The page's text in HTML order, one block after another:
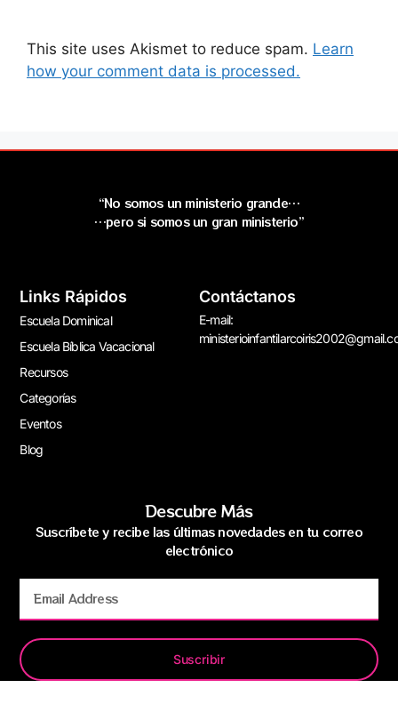
This site uses Akismet to reduce spam. Learn
how your comment data is processed.
“No somos un ministerio grande…
…pero si somos un gran ministerio”
Links Rápidos
Escuela Dominical
Escuela Bíblica Vacacional
Recursos
Categorías
Eventos
Blog
Contáctanos
E-mail:
Descubre Más
Suscríbete y recibe las últimas novedades en tu correo
electrónico
Suscribir